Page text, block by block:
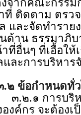
จากคณะกรรม
ที่ ติดตาม ตรว
และจัดทำราย
ด้าน ธรรมาภิ
ที่อื่นๆ ที่เอื้อให้
ละการบริหาร
.๒ ข้อกำหนดทั่
การบริหา
งค์กร จะต้องเ